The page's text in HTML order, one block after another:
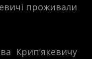
проживали
Крип’якевичу